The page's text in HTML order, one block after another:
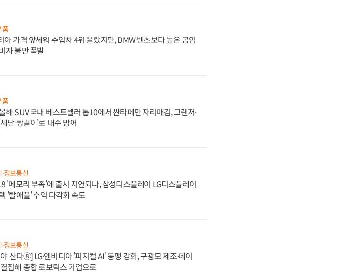
품
아 가격 앞세워 수입차 4위 올랐지만, BMW·벤츠보다 높은 공임
자 불만 폭발
품
해 SUV 국내 베스트셀러 톱10에서 싼타페만 자리매김, 그랜저·
단 쌍끌이'로 내수 방어
·정보통신
'메모리 부족'에 출시 지연되나, 삼성디스플레이 LG디스플레이
'탈애플' 수익 다각화 속도
·정보통신
산다⑧] LG·엔비디아 '피지컬 AI' 동맹 강화, 구광모 제조·데이
결집해 종합 로보틱스 기업으로